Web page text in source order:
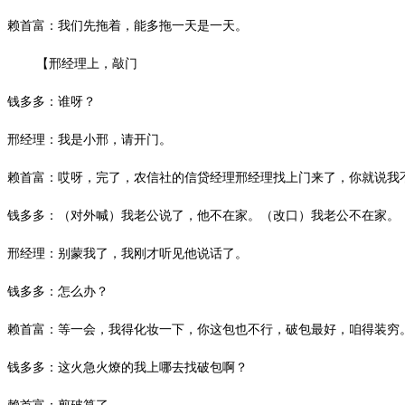
赖首富：我们先拖着，能多拖一天是一天。
【邢经理上，敲门
钱多多：谁呀？
邢经理：我是小邢，请开门。
赖首富：哎呀，完了，农信社的信贷经理邢经理找上门来了，你就说我
钱多多：（对外喊）我老公说了，他不在家。（改口）我老公不在家。
邢经理：别蒙我了，我刚才听见他说话了。
钱多多：怎么办？
赖首富：等一会，我得化妆一下，你这包也不行，破包最好，咱得装穷。
钱多多：这火急火燎的我上哪去找破包啊？